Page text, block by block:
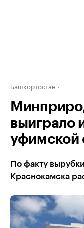
Башкортостан
выиграло
уфимской
По факту
Краснокамска